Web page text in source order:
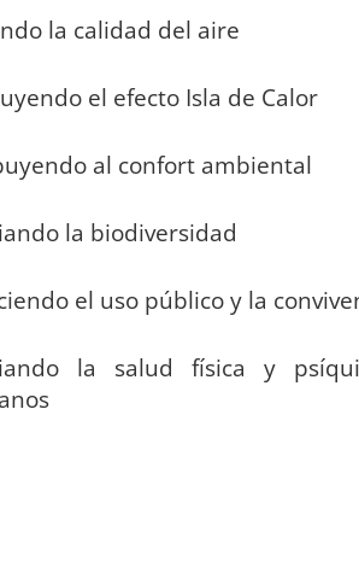
la calidad del aire
el efecto Isla de Calor
al confort ambiental
la biodiversidad
el uso público y la
la salud física y